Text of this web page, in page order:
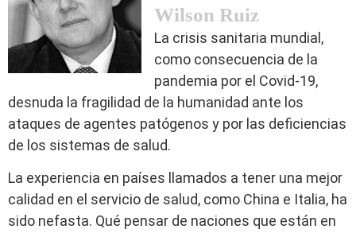
Wilson Ruiz
La crisis sanitaria mundial,
como consecuencia de la
pandemia por el Covid-19,
desnuda la fragilidad de la humanidad ante los
ataques de agentes patógenos y por las deficiencias
de los sistemas de salud.
La experiencia en países llamados a tener una mejor
calidad en el servicio de salud, como China e Italia, ha
sido nefasta. Qué pensar de naciones que están en